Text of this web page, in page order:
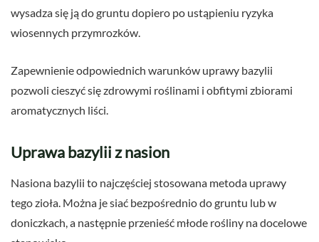
wysadza się ją do gruntu dopiero po ustąpieniu ryzyka
wiosennych przymrozków.
Zapewnienie odpowiednich warunków uprawy bazylii
pozwoli cieszyć się zdrowymi roślinami i obfitymi zbiorami
aromatycznych liści.
Uprawa bazylii z nasion
Nasiona bazylii to najczęściej stosowana metoda uprawy
tego zioła. Można je siać bezpośrednio do gruntu lub w
doniczkach, a następnie przenieść młode rośliny na docelowe